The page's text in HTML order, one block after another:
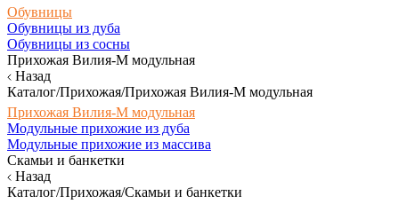
Обувницы
Обувницы из дуба
Обувницы из сосны
Прихожая Вилия-М модульная
Назад
Каталог/Прихожая/Прихожая Вилия-М модульная
Прихожая Вилия-М модульная
Модульные прихожие из дуба
Модульные прихожие из массива
Скамьи и банкетки
Назад
Каталог/Прихожая/Скамьи и банкетки